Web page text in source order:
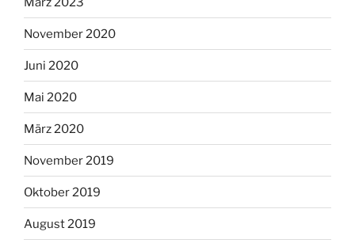
November 2020
Juni 2020
Mai 2020
März 2020
November 2019
Oktober 2019
August 2019